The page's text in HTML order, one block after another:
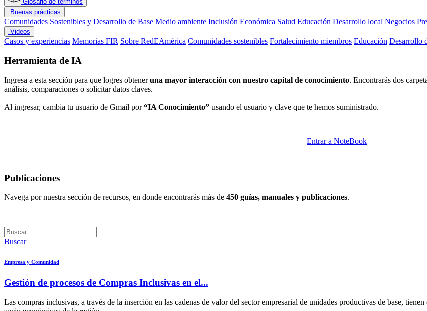
Buenas prácticas
Comunidades Sostenibles y Desarrollo de Base Medio ambiente Inclusión Económica Salud Educación Desarrollo local Negocios
Videos
Casos y experiencias Memorias FIR Sobre RedEAmérica Comunidades sostenibles Fortalecimiento miembros Educación Desarrollo
Herramienta de IA
Ingresa a esta sección para que logres obteneruna mayor interacción con nuestro capital de conocimiento. Encontrarás dos
análisis, comparaciones o solicitar datos claves.
Al ingresar, cambia tu usuario de Gmail por“IA Conocimiento” usando el usuario y clave que te hemos suministrado.
Entrar a NoteBook
Publicaciones
Navega por nuestra sección de recursos, en donde encontrarás más de 450 guías, manuales y publicaciones.
Buscar
Empresa y Comunidad
Gestión de procesos de Compras Inclusivas en el...
Las compras inclusivas, a través de la inserción en las cadenas de valor del sector empresarial de unidades productivas de base,